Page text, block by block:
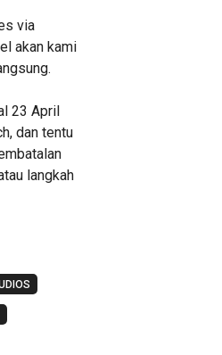
via
akan kami
23 April
dan tentu
langkah